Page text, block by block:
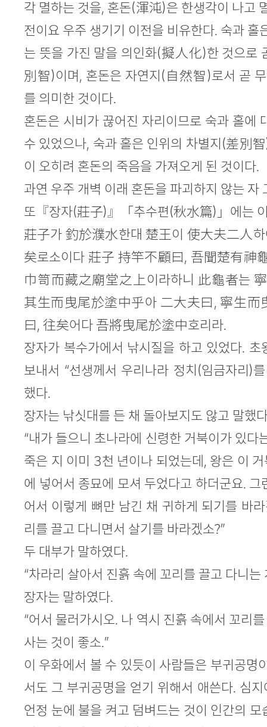
각 멸하는 것을, 혼돈(渾沌)은 한생각이 나고
전이요 우주 생기기 이전을 비유한다. 숙과 홀
는 뜻을 가진 말을 의인화(擬人化)한 것으로
別智)이며, 혼돈은 자연지(自然智)로서 곧
를 의미한 것이다.
혼돈은 시비가 끊어진 자리이므로 숙과 홀에
수 있었으나, 숙과 홀은 인위의 차별지(差別
이 오히려 혼돈의 죽음을 가져오게 된 것이다.
과연 우주 개벽 이래 혼돈을 파괴하지 않는 자
또『장자(莊子)』「추수편(秋水篇)」에는
莊子가 釣於濮水한대 楚王이 使大夫二人
矣로소이다 莊子 持竿不顧曰, 吾聞楚有神
巾笥而藏之廟堂之上이라하니 此龜者는
其生而曳尾於塗中乎아 二大夫曰, 寧生而
曰, 往矣어다 吾將曳尾於塗中호리라.
장자가 복수가에서 낚시질을 하고 있었다.
보내서 “선생께서 우리나라 정치(임금자리)
했다.
장자는 낚싯대를 든 채 돌아보지도 않고 말했
“내가 들으니 초나라에 신령한 거북이가 있다
죽은 지 이미 3천 년이나 되었는데, 왕은 이
에 넣어서 종묘에 모셔 두었다고 하더군요.
어서 이렇게 뼈만 남긴 채 귀하게 되기를 바
리를 끌고 다니면서 살기를 바라겠소?”
두 대부가 말하였다.
“차라리 살아서 진흙 속에 꼬리를 끌고 다니는
장자는 말하였다.
“어서 물러가시오. 나 역시 진흙 속에서 꼬리
사는 것이 좋소.”
이 우화에서 볼 수 있듯이 사람들은 부귀공명
서도 그 부귀공명을 얻기 위해서 애쓴다. 심
언정 눈에 불을 켜고 덤벼드는 것이 인간의